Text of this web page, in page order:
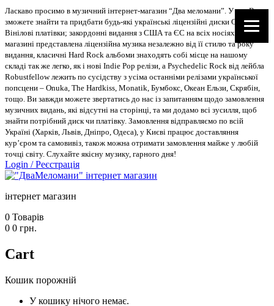
Ласкаво просимо в музичний інтернет-магазин “Два меломани”. У нас Ви
зможете знайти та придбати будь-які українські ліцензійні диски CD, DVD,
Вінілові платівки; закордонні видання з США та ЄС на всіх носіях. В
магазині представлена ліцензійна музика незалежно від її стилю та року
видання, класичні Hard Rock альбоми знаходять собі місце на нашому
складі так же легко, як і нові Indie Pop релізи, а Psychedelic Rock від лейбла
Robustfellow лежить по сусідству з усіма останніми релізами української
попсцени – Onuka, The Hardkiss, Monatik, Бумбокс, Океан Ельзи, Скрябін,
тощо. Ви завжди можете звертатись до нас із запитанням щодо замовлення
музичних видань, які відсутні на сторінці, та ми додамо всі зусилля, щоб
знайти потрібний диск чи платівку. Замовлення відправляємо по всій
Україні (Харків, Львів, Дніпро, Одеса), у Києві працює доставляння
кур’єром та самовивіз, також можна отримати замовлення майже у любій
точці світу. Слухайте якісну музику, гарного дня!
Login /Реєстрація
інтернет магазин
0 Товарів
0 0 грн.
Cart
Кошик порожній
У кошику нічого немає.